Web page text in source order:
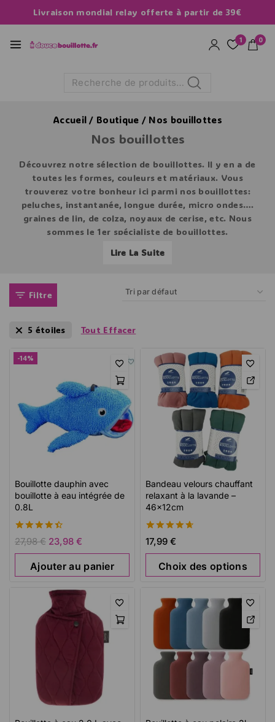
Livraison mondial relay offerte à partir de 39€
1 0
Recherche
Accueil / Boutique / Nos bouillottes
Nos bouillottes
Découvrez notre sélection de bouillottes. Il y en a de
toutes les formes, couleurs et matériaux. Vous
trouverez votre bonheur ici parmi nos bouillottes:
peluches, instantanée, longue durée, micro ondes….
graines de lin, de colza, noyaux de cerise, etc. Nous
sommes le 1er spécialiste de bouillottes.
Lire La Suite
Filtre
5 étoiles Tout Effacer
-14%
Bouillotte dauphin avec
bouillotte à eau intégrée de
0.8L
4.52
de 5
27,98€ 23,98 €
Ajouter au panier
Bandeau velours chauffant
relaxant à la lavande –
46x12cm
4.67
de 5
17,99 €
Choix des options